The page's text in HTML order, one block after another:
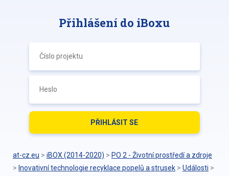
Přihlášení do iBoxu
at-cz.eu > iBOX (2014-2020) > PO 2 - Životní prostředí a zdroje
> Inovativní technologie recyklace popelů a strusek > Události >